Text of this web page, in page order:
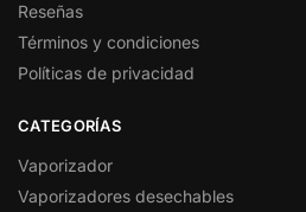
Reseñas
Términos y condiciones
Políticas de privacidad
CATEGORÍAS
Vaporizador
Vaporizadores desechables